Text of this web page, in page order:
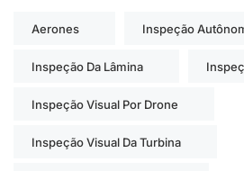
Aerones Inspeção
Inspeção Da Lâmina
Inspeção Visual Por Drone
Inspeção Visual Da Turbina